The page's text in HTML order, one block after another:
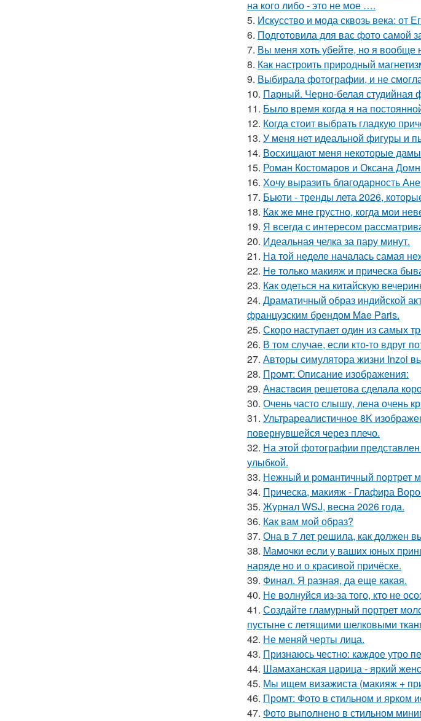
на кого либо - это не мое ….
5. Искусство и мода сквозь века: от
6. Подготовила для вас фото самой
7. Вы меня хоть убейте, но я вообще
8. Как настроить природный
9. Выбирала фотографии, и не
10. Парный. Черно-белая студийная
11. Было время когда я на
12. Когда стоит выбрать гладкую
13. У меня нет идеальной фигуры и
14. Восхищают меня некоторые
15. Роман Костомаров и Оксана
16. Хочу выразить благодарность
17. Бьюти - тренды лета 2026,
18. Как же мне грустно, когда мои
19. Я всегда с интересом
20. Идеальная челка за пару минут.
21. На той неделе началась самая
22. He только макияж и прическа
23. Как одеться на китайскую
24. Драматичный образ индийской
французским брендом Mae Paris.
25. Скоро наступает один из самых
26. В том случае, если кто-то вдруг
27. Авторы симулятора жизни Inzoi
28. Промт: Описание изображения:
29. Анaстacия решетова сделала
30. Очень часто слышу, лена очень
31. Ультрареалистичное 8K
повернувшейся через плечо.
32. На этой фотографии
улыбкой.
33. Нежный и романтичный портрет
34. Прическа, макияж - Глафира
35. Журнал WSJ, весна 2026 года.
36. Как вам мой образ?
37. Она в 7 лет решила, как должен
38. Мамочки если у ваших юных
наряде но и о красивой причёске.
39. Финал. Я разная, да еще какая.
40. Не волнуйся из-за того, кто не
41. Создайте гламурный портрет
пустыне с летящими шелковыми
42. Не меняй черты лица.
43. Признаюсь честно: каждое утро
44. Шамаханская царица - яркий
45. Мы ищем визажиста (макияж +
46. Промт: Фото в стильном и ярком
47. Фото выполнено в стильном